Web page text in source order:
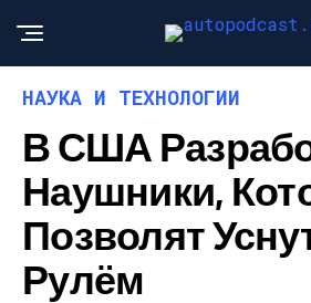
НАУКА И ТЕХНОЛОГИИ
В США
Наушники,
Позволят
Рулём